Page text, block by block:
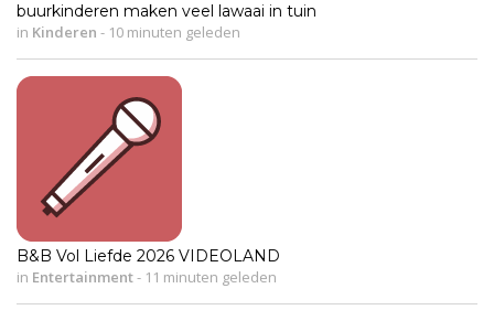
buurkinderen maken veel lawaai in tuin
in Kinderen - 10 minuten geleden
B&B Vol Liefde 2026 VIDEOLAND
in Entertainment- 11 minuten geleden